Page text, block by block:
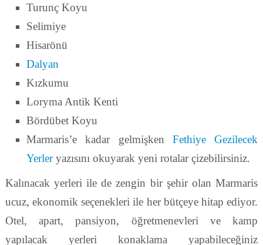
Turunç Koyu
Selimiye
Hisarönü
Dalyan
Kızkumu
Loryma Antik Kenti
Bördübet Koyu
Marmaris’e kadar gelmişken Fethiye Gezilecek
Yerleryazısını okuyarak yeni rotalar çizebilirsiniz.
Kalınacak yerleri ile de zengin bir şehir olan Marmaris
ucuz, ekonomik seçenekleri ile her bütçeye hitap ediyor.
Otel, apart, pansiyon, öğretmenevleri ve kamp
yapılacak yerleri konaklama yapabileceğiniz